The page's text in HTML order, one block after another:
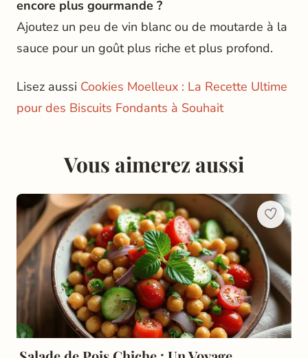
encore plus gourmande ?
Ajoutez un peu de vin blanc ou de moutarde à la
sauce pour un goût plus riche et plus profond.
Lisez aussi Cookies Moelleux : La Recette Ultime
pour des Biscuits Fondants à Souhait
Vous aimerez aussi